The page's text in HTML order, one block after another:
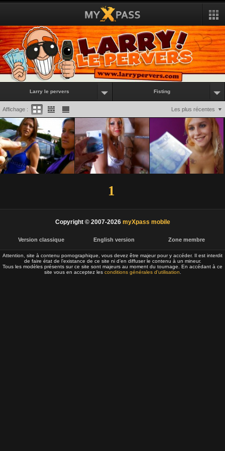
Larry le pervers Fisting
Les plus récentes
Affichage :
1
Copyright © 2007-2026 myXpass mobile
Version classique English version Zone membre
Attention, site à contenu pornographique, vous devez être majeur pour y accéder. Il est interdit
de faire état de l’existance de ce site ni d’en diffuser le contenu à un mineur.
Tous les modèles présents sur ce site sont majeurs au moment du tournage. En accédant à ce
site vous en acceptez les conditions générales d'utilisation